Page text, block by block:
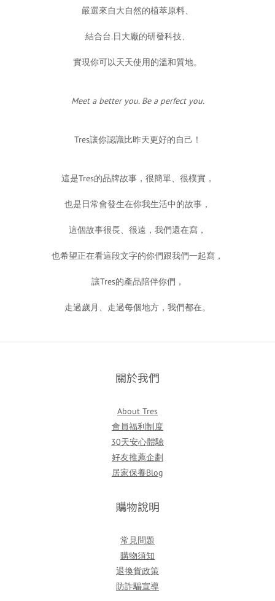
嚴選來自大自然的植萃原料、
結合台.日大廠的研發科技、
實現你可以天天使用的溫和質地。
Meet a better you. Be a perfect you.
Tres讓你認識比昨天更好的自己！
這是Tres的品牌故事，很簡單、很樸實，
也是日常會發生在你我生活中的故事，
這個故事很長、很遠，我們還在寫，
也希望正在看這段文字的你們跟我們一起寫，
讓Tres的產品陪伴你們，
走過歲月、走過每個地方，我們都在。
關於我們
About Tres
會員福利制度
30天安心體驗
好友推薦企劃
居家保養Blog
購物說明
常見問題
購物須知
退換貨政策
防詐騙宣導